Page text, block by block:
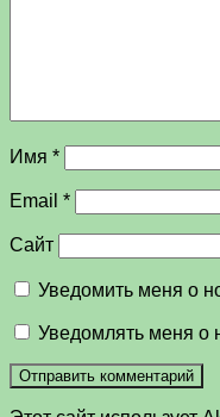
Имя *
Email *
Сайт
Уведомить меня о
Уведомлять меня о